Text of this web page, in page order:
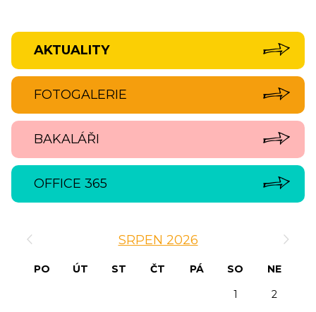
AKTUALITY
FOTOGALERIE
BAKALÁŘI
OFFICE 365
SRPEN 2026
PO ÚT ST ČT PÁ SO
NE
1
2